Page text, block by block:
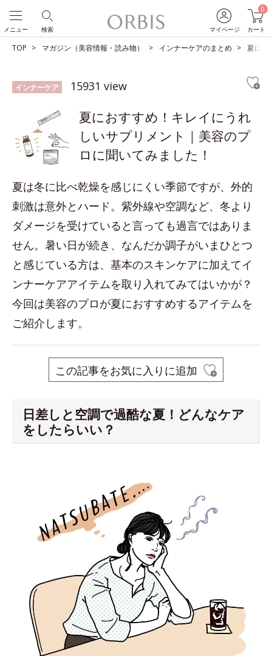
マイページ
0
カート
検索
メニュー
TOP マガジン（美容情報・読み物） インナーケアのまとめ 夏にお
インナーケア 15931 view
夏におすすめ！キレイにうれ
しいサプリメント｜美容のプ
ロに聞いてみました！
夏は冬に比べ乾燥を感じにくい季節ですが、外的
刺激は意外とハード。紫外線や空調など、冬より
ダメージを受けていると言っても過言ではありま
せん。暑い日が続き、なんだか調子がいまひとつ
と感じている方は、基本のスキンケアに加えてイ
ンナーケアアイテムを取り入れてみてはいかが？
今回は美容のプロが夏におすすめするアイテムを
ご紹介します。
この記事をお気に入りに追加
日差しと空調で過酷な夏！どんなケア
をしたらいい？